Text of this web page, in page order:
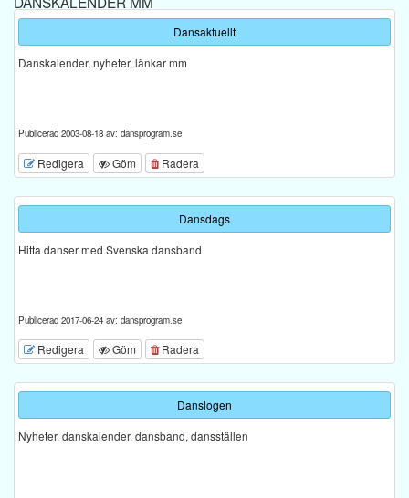
Dansaktuellt
Danskalender, nyheter, länkar mm
Publicerad 2003-08-18 av: dansprogram.se
Redigera Göm Radera
Dansdags
Hitta danser med Svenska dansband
Publicerad 2017-06-24 av: dansprogram.se
Redigera Göm Radera
Danslogen
Nyheter, danskalender, dansband, dansställen